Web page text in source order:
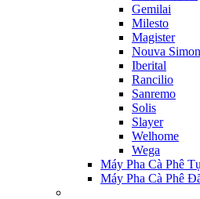
Gemilai
Milesto
Magister
Nouva
Iberital
Rancilio
Sanremo
Solis
Slayer
Welhome
Wega
Máy Pha Cà Phê
Máy Pha Cà Phê